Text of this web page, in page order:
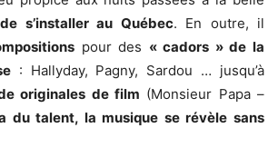
s’installer au Québec. En outre, il
pour des « cadors » de la
: Hallyday, Pagny, Sardou … jusqu’à
originales de film (Monsieur Papa –
a du talent, la musique se révèle sans